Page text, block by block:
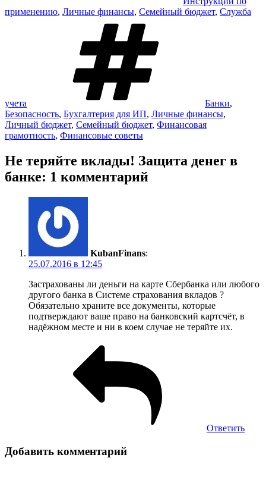
применению, Личные финансы, Семейный бюджет, Служба
учета Банки,
Безопасность, Бухгалтерия для ИП, Личные финансы,
Личный бюджет, Семейный бюджет, Финансовая
грамотность, Финансовые советы
Не теряйте вклады! Защита денег в
банке: 1 комментарий
KubanFinans:
25.07.2016 в 12:45
Застрахованы ли деньги на карте Сбербанка или любого
другого банка в Системе страхования вкладов ?
Обязательно храните все документы, которые
подтверждают ваше право на банковский картсчёт, в
надёжном месте и ни в коем случае не теряйте их.
Ответить
Добавить комментарий